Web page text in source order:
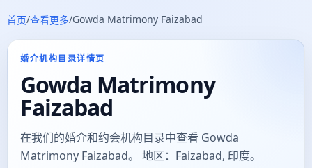
首页/查看更多/Gowda Matrimony Faizabad
婚介机构目录详情页
Gowda Matrimony
Faizabad
在我们的婚介和约会机构目录中查看 Gowda
Matrimony Faizabad。 地区：Faizabad, 印度。